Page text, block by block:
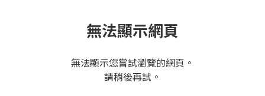
無法顯示網頁
無法顯示您嘗試瀏覽的網頁。
請稍後再試。